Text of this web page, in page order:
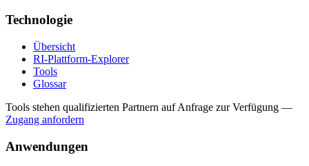
Technologie
Übersicht
RI-Plattform-Explorer
Tools
Glossar
Tools stehen qualifizierten Partnern auf Anfrage zur Verfügung —
Zugang anfordern
Anwendungen